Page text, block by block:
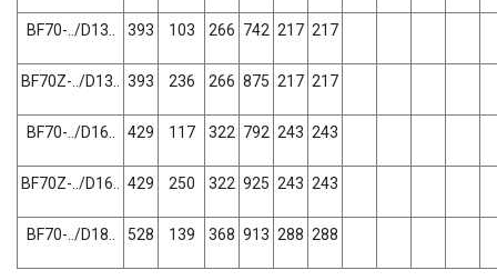
BF70-../D13.. 393 103 266 742 217 217
BF70Z-../D13.. 393 236 266 875 217 217
BF70-../D16.. 429 117 322 792 243 243
BF70Z-../D16.. 429 250 322 925 243 243
BF70-../D18.. 528 139 368 913 288 288